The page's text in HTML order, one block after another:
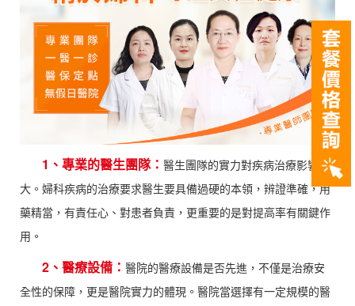
1、專業的醫生團隊： 醫生團隊的實力對疾病治療影響很
大。婦科疾病的治療要求醫生要具備過硬的本領，辨證準確，用
藥精當，有責任心、對患者負責，更重要的是對提高率有關鍵作
用。
2、醫療設備： 醫院的醫療設備是否先進，不僅是治療安
全性的保障，更是醫院實力的體現。醫院當選擇有一定規模的醫